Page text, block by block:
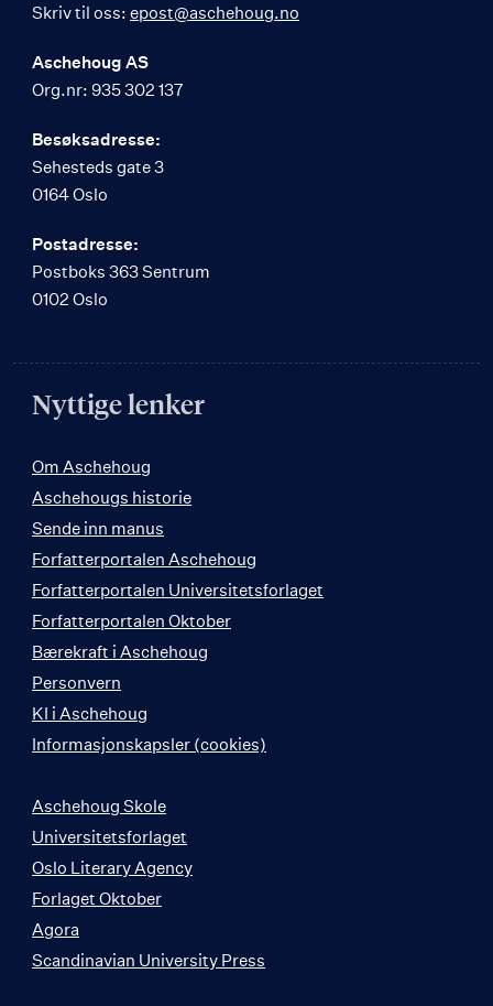
Skriv til oss: epost@aschehoug.no
Aschehoug AS
Org.nr: 935 302 137
Besøksadresse:
Sehesteds gate 3
0164 Oslo
Postadresse:
Postboks 363 Sentrum
0102 Oslo
Nyttige lenker
Om Aschehoug
Aschehougs historie
Sende inn manus
Forfatterportalen Aschehoug
Forfatterportalen Universitetsforlaget
Forfatterportalen Oktober
Bærekraft i Aschehoug
Personvern
KI i Aschehoug
Informasjonskapsler (cookies)
Aschehoug Skole
Universitetsforlaget
Oslo Literary Agency
Forlaget Oktober
Agora
Scandinavian University Press